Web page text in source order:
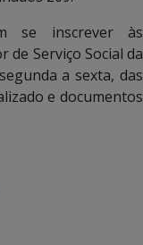
se inscrever às
Serviço Social da
a sexta, das
e documentos